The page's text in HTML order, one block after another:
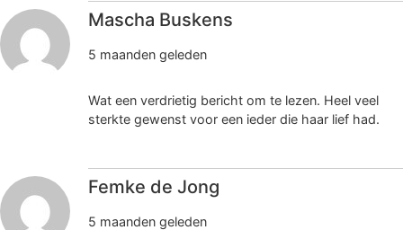
Mascha Buskens
5 maanden geleden
Wat een verdrietig bericht om te lezen. Heel veel
sterkte gewenst voor een ieder die haar lief had.
Femke de Jong
5 maanden geleden